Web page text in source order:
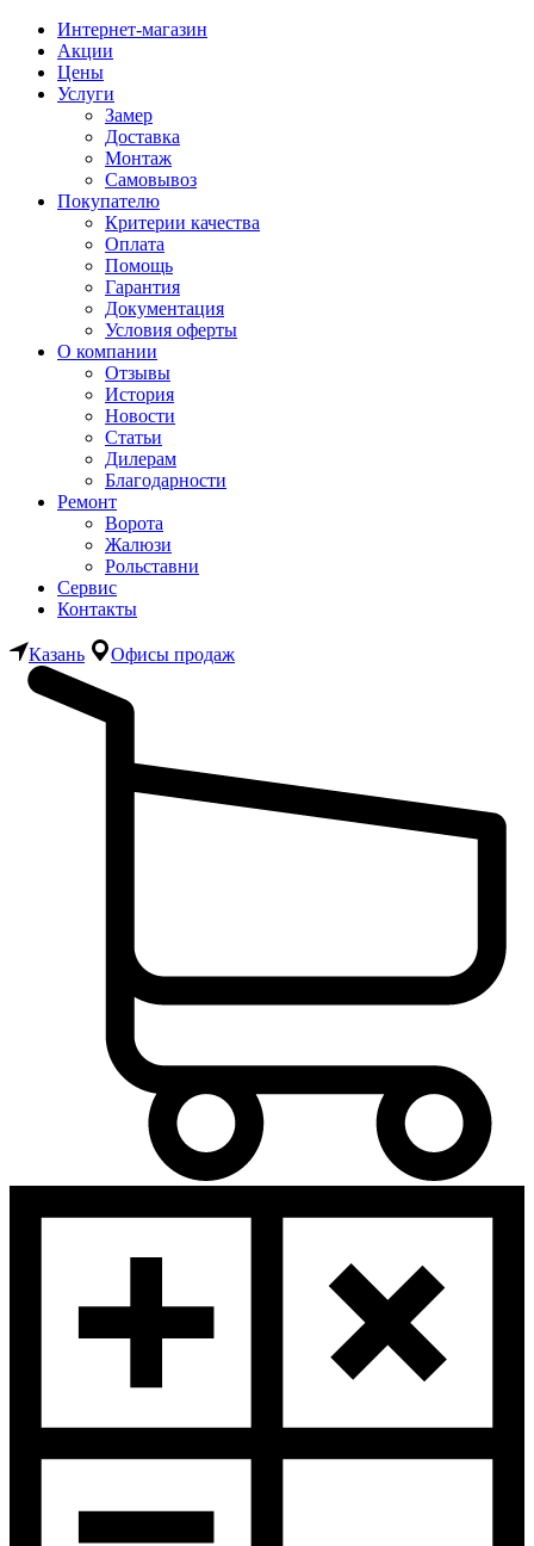
Интернет-магазин
Акции
Цены
Услуги
Замер
Доставка
Монтаж
Самовывоз
Покупателю
Критерии качества
Оплата
Помощь
Гарантия
Документация
Условия оферты
О компании
Отзывы
История
Новости
Статьи
Дилерам
Благодарности
Ремонт
Ворота
Жалюзи
Рольставни
Сервис
Контакты
Казань Офисы продаж